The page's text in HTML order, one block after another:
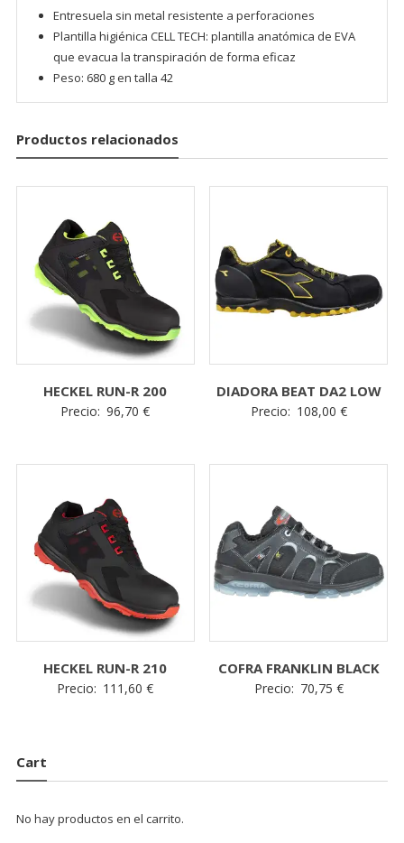
OK
European Commission |
Cookies Policy
powered by WPCookiePro
Entresuela sin metal resistente a perforaciones
Plantilla higiénica CELL TECH: plantilla anatómica de EVA
que evacua la transpiración de forma eficaz
Peso: 680 g en talla 42
Productos relacionados
HECKEL RUN-R 200
Precio: 96,70€
DIADORA BEAT DA2 LOW
Precio: 108,00 €
HECKEL RUN-R 210
Precio: 111,60€
COFRA FRANKLIN BLACK
Precio: 70,75 €
Cart
No hay productos en el carrito.